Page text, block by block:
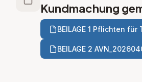
Kundmachung
BEILAGE 1 Pflichten
BEILAGE 2